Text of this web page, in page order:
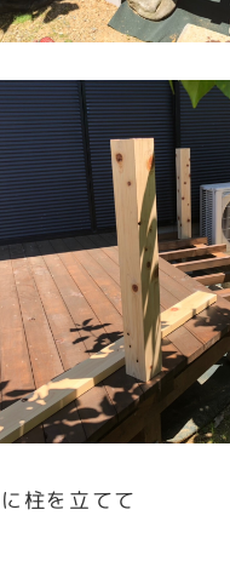
柱を立てて